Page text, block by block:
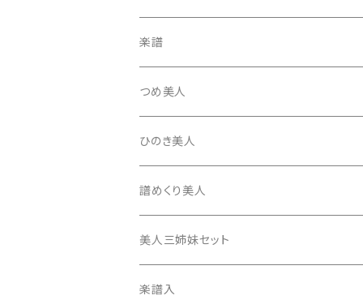
平柱入
三角柱入
琴台
13絃用琴台（低）
13絃用琴台（高）
桐柱箱
消音フェルト
撥入
一丁撥入
三角撥入（ファスナー式）
撥
長唄・民謡撥
地唄撥
撥さや
撥滑り止めゴム
ひざゴム・胴ゴム・おひざもと
天神袋
楽譜
つめ美人
ひのき美人
譜めくり美人
美人三姉妹セット
楽譜入